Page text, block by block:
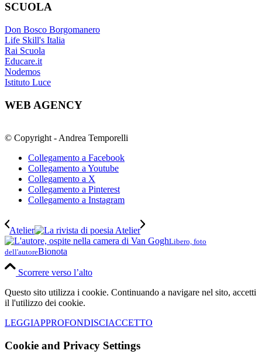
SCUOLA
Don Bosco Borgomanero
Life Skill's Italia
Rai Scuola
Educare.it
Nodemos
Istituto Luce
WEB AGENCY
© Copyright - Andrea Temporelli
Collegamento a Facebook
Collegamento a Youtube
Collegamento a X
Collegamento a Pinterest
Collegamento a Instagram
Atelier
Libero, foto
dell'autoreBionota
Scorrere verso l’alto
Questo sito utilizza i cookie. Continuando a navigare nel sito, accetti
il l'utilizzo dei cookie.
LEGGIAPPROFONDISCIACCETTO
Cookie and Privacy Settings